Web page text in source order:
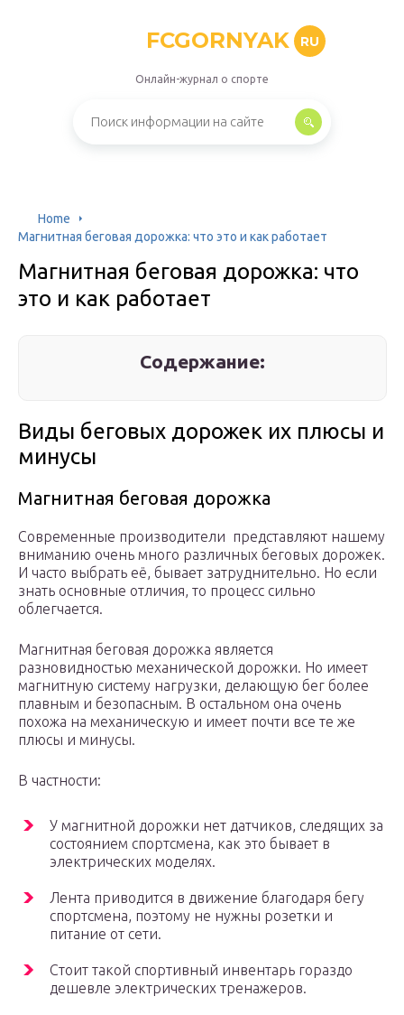
FCGORNYAK RU
Онлайн-журнал о спорте
Home
Магнитная беговая дорожка: что это и как работает
Магнитная беговая дорожка: что
это и как работает
Содержание:
Виды беговых дорожек их плюсы и
минусы
Магнитная беговая дорожка
Современные производители представляют нашему
вниманию очень много различных беговых дорожек.
И часто выбрать её, бывает затруднительно. Но если
знать основные отличия, то процесс сильно
облегчается.
Магнитная беговая дорожка является
разновидностью механической дорожки. Но имеет
магнитную систему нагрузки, делающую бег более
плавным и безопасным. В остальном она очень
похожа на механическую и имеет почти все те же
плюсы и минусы.
В частности:
У магнитной дорожки нет датчиков, следящих за
состоянием спортсмена, как это бывает в
электрических моделях.
Лента приводится в движение благодаря бегу
спортсмена, поэтому не нужны розетки и
питание от сети.
Стоит такой спортивный инвентарь гораздо
дешевле электрических тренажеров.